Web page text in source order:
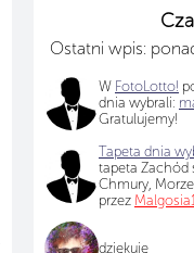
Ostatni wpis:
W FotoLotto!
dnia wybrali:
Gratulujemy!
Tapeta dnia
tapeta Zachód
Chmury,
przez
dziękuję